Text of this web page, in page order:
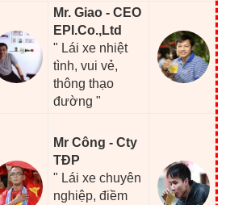
Mr. Giao - CEO
EPI.Co.,Ltd
" Lái xe nhiệt
tình, vui vẻ,
thông thạo
đường "
Mr Công - Cty
TĐP
" Lái xe chuyên
nghiệp, điềm